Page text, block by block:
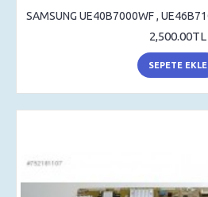
2,500.00TL
SEPETE EKLE